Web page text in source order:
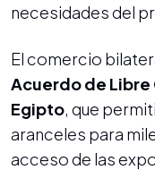
necesidades del
El comercio
Acuerdo de Libre
Egipto, que
aranceles para
acceso de las